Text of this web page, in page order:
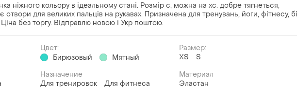
ніжного кольору в ідеальному стані. Розмір с, можна на хс. добре тягнеться,
отвори для великих пальців на рукавах. Призначена для тренувань, йоги, фітнесу,
без торгу. Відправлю новою і Укр поштою.
Цвет:
Бирюзовый
Мятный
Размер:
ХS
S
Назначение
Для тренировок
Для фитнеса
Материал
Эластан